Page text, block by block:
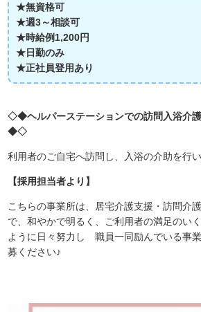
★無資格可
★週3～相談可
★時給例1,200円
★日勤のみ
★正社員登用あり
◇◆ヘルパーステーションでの訪問入浴介
◆◇
利用者のご自宅へ訪問し、入浴の介助を行い
【採用担当者より】
こちらの事業所は、居宅介護支援・訪問介
で、和やかで明るく、ご利用者の満足のい
ように日々努力し 職員一同励んでいる事
募ください♪